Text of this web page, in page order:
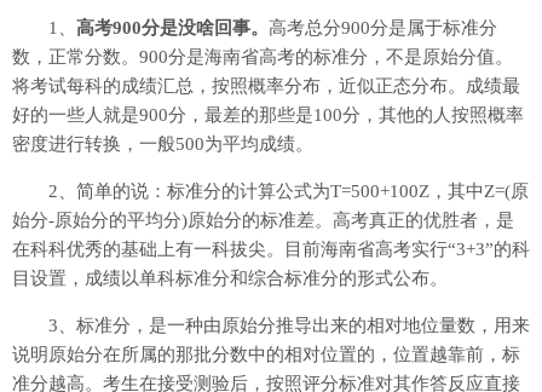
1、 高考900分是没啥回事。 高考总分900分是属于标准分
数，正常分数。900分是海南省高考的标准分，不是原始分值。
将考试每科的成绩汇总，按照概率分布，近似正态分布。成绩最
好的一些人就是900分，最差的那些是100分，其他的人按照概率
密度进行转换，一般500为平均成绩。
2、简单的说：标准分的计算公式为T=500+100Z，其中Z=(原
始分-原始分的平均分)原始分的标准差。高考真正的优胜者，是
在科科优秀的基础上有一科拔尖。目前海南省高考实行“3+3”的科
目设置，成绩以单科标准分和综合标准分的形式公布。
3、标准分，是一种由原始分推导出来的相对地位量数，用来
说明原始分在所属的那批分数中的相对位置的，位置越靠前，标
准分越高。考生在接受测验后，按照评分标准对其作答反应直接